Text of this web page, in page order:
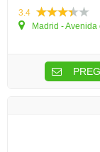
3.4
Madrid -